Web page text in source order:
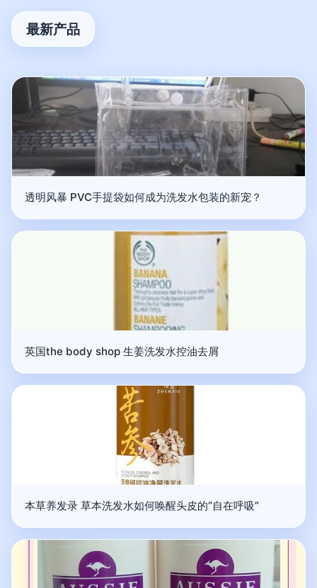
最新产品
透明风暴 PVC手提袋如何成为洗发水包装的新宠？
英国the body shop 生姜洗发水控油去屑
本草养发录 草本洗发水如何唤醒头皮的“自在呼吸”